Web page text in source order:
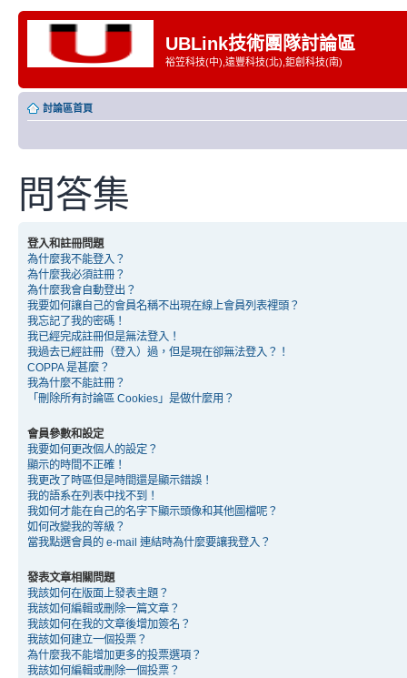
UBLink技術團隊討論區
裕笠科技(中),遠豐科技(北),鉅創科技(南)
討論區首頁
問答集
登入和註冊問題
為什麼我不能登入？
為什麼我必須註冊？
為什麼我會自動登出？
我要如何讓自己的會員名稱不出現在線上會員列表裡頭？
我忘記了我的密碼！
我已經完成註冊但是無法登入！
我過去已經註冊（登入）過，但是現在卻無法登入？！
COPPA 是甚麼？
我為什麼不能註冊？
「刪除所有討論區 Cookies」是做什麼用？
會員參數和設定
我要如何更改個人的設定？
顯示的時間不正確！
我更改了時區但是時間還是顯示錯誤！
我的語系在列表中找不到！
我如何才能在自己的名字下顯示頭像和其他圖檔呢？
如何改變我的等級？
當我點選會員的 e-mail 連結時為什麼要讓我登入？
發表文章相關問題
我該如何在版面上發表主題？
我該如何編輯或刪除一篇文章？
我該如何在我的文章後增加簽名？
我該如何建立一個投票？
為什麼我不能增加更多的投票選項？
我該如何編輯或刪除一個投票？